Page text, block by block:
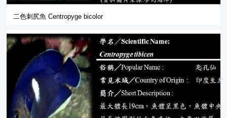
二色刺尻魚 Centropyge bicolor